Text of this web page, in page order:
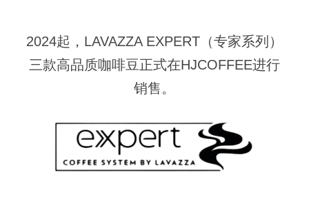
2024起，LAVAZZA EXPERT（专家系列）
三款高品质咖啡豆正式在HJCOFFEE进行
销售。